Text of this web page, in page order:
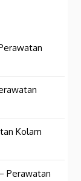
Kolam
Perawatan